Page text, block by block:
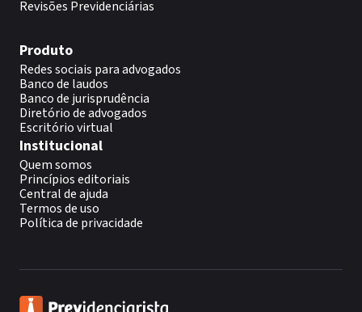
Revisões Previdenciárias
Produto
Redes sociais para advogados
Banco de laudos
Banco de jurisprudência
Diretório de advogados
Escritório virtual
Institucional
Quem somos
Princípios editoriais
Central de ajuda
Termos de uso
Política de privacidade